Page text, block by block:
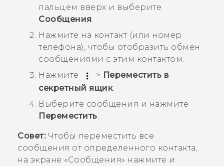
пальцем вверх и выберите
Сообщения.
Нажмите на контакт (или номер
телефона), чтобы отобразить обмен
сообщениями с этим контактом.
Нажмите
> Переместить в
секретный ящик.
Выберите сообщения и нажмите
Переместить
Совет:Чтобы переместить все
сообщения от определенного контакта,
на экране «Сообщения» нажмите и